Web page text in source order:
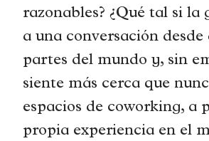
razonables? ¿Qué tal si la
a una conversación desde
partes del mundo y, sin
siente más cerca que
espacios de coworking, a
propia experiencia en el